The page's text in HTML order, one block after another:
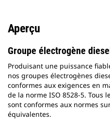
Aperçu
Groupe électrogène
Produisant une puissance
nos groupes électrogènes
conformes aux exigences en
de la norme ISO 8528-5. Tous
sont conformes aux normes
équivalentes.